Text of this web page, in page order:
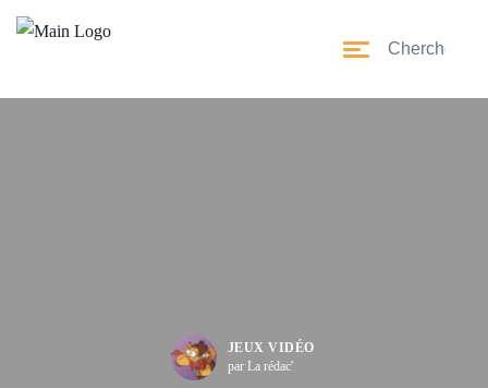
JEUX VIDÉO
par La rédac'